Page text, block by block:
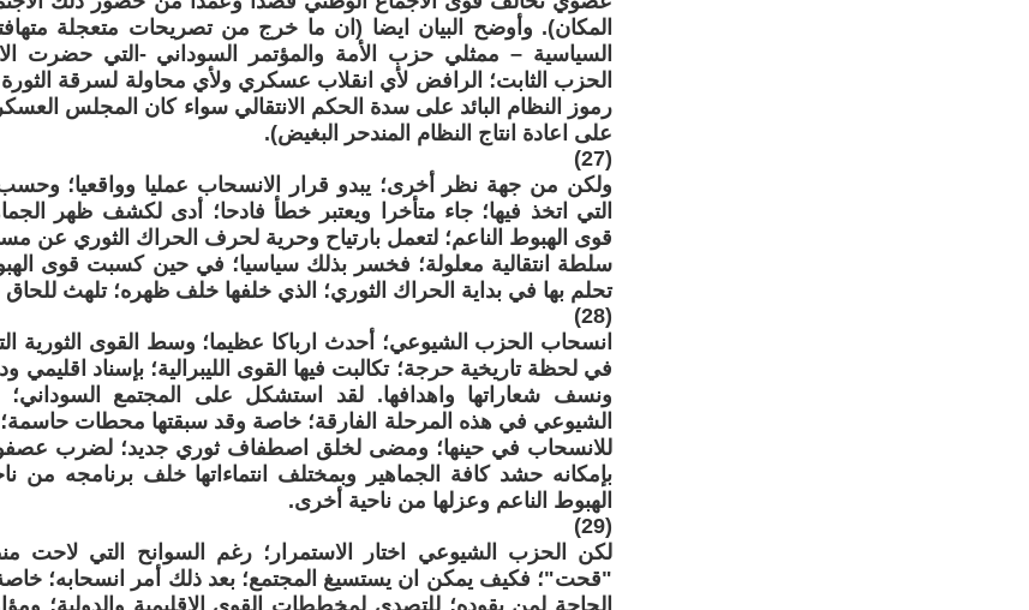
المكان). وأوضح البيان ايضا (ان ما خرج من تصريحات متعجلة
السياسية – ممثلي حزب الأمة والمؤتمر السوداني -التي حضرت
الحزب الثابت؛ الرافض لأي انقلاب عسكري ولأي محاولة لسرقة الثورة
رموز النظام البائد على سدة الحكم الانتقالي سواء كان المجلس
على اعادة انتاج النظام المندحر البغيض).
(27)
ولكن من جهة نظر أخرى؛ يبدو قرار الانسحاب عمليا وواقعيا؛
التي اتخذ فيها؛ جاء متأخرا ويعتبر خطأ فادحا؛ أدى لكشف ظهر
قوى الهبوط الناعم؛ لتعمل بارتياح وحرية لحرف الحراك الثوري عن
سلطة انتقالية معلولة؛ فخسر بذلك سياسيا؛ في حين كسبت قوى
تحلم بها في بداية الحراك الثوري؛ الذي خلفها خلف ظهره؛ تلهث للحاق
(28)
انسحاب الحزب الشيوعي؛ أحدث ارباكا عظيما؛ وسط القوى الثورية
في لحظة تاريخية حرجة؛ تكالبت فيها القوى الليبرالية؛ بإسناد اقليمي
ونسف شعاراتها واهدافها. لقد استشكل على المجتمع
الشيوعي في هذه المرحلة الفارقة؛ خاصة وقد سبقتها محطات حاسمة؛
للانسحاب في حينها؛ ومضى لخلق اصطفاف ثوري جديد؛ لضرب
بإمكانه حشد كافة الجماهير وبمختلف انتماءاتها خلف برنامجه
الهبوط الناعم وعزلها من ناحية أخرى.
(29)
لكن الحزب الشيوعي اختار الاستمرار؛ رغم السوانح التي لاحت
"قحت"؛ فكيف يمكن ان يستسيغ المجتمع؛ بعد ذلك أمر انسحابه؛